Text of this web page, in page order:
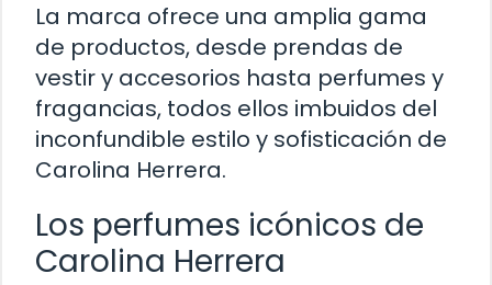
La marca ofrece una amplia gama
de productos, desde prendas de
vestir y accesorios hasta perfumes y
fragancias, todos ellos imbuidos del
inconfundible estilo y sofisticación de
Carolina Herrera.
Los perfumes icónicos de
Carolina Herrera